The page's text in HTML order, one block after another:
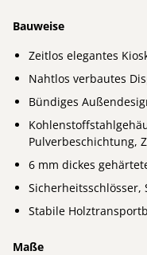
Bauweise
Zeitlos elegantes
Nahtlos verbautes
Bündiges
Pulverbeschichtung,
6 mm dickes
Sicherheitsschlösser,
Stabile
Maße